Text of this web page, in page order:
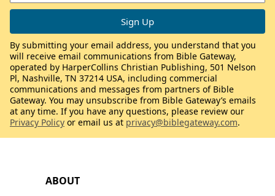
ABOUT
By submitting your email address, you understand that you
will receive email communications from Bible Gateway,
operated by HarperCollins Christian Publishing, 501 Nelson
Pl, Nashville, TN 37214 USA, including commercial
communications and messages from partners of Bible
Gateway. You may unsubscribe from Bible Gateway’s emails
at any time. If you have any questions, please review our
Privacy Policy or email us at privacy@biblegateway.com.